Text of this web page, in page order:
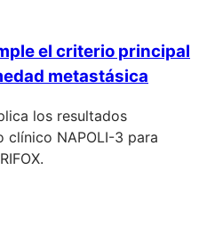
el criterio principal
metastásica
los resultados
clínico NAPOLI-3 para